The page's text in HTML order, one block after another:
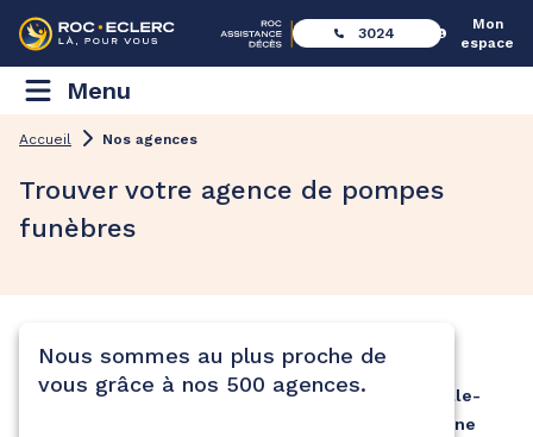
3024
Mon
espace
Menu
Accueil Nos agences
Trouver votre agence de pompes
funèbres
Nous sommes au plus proche de
vous grâce à nos 500 agences.
Auvergne-
Grand Est
Nouvelle-
Aquitaine